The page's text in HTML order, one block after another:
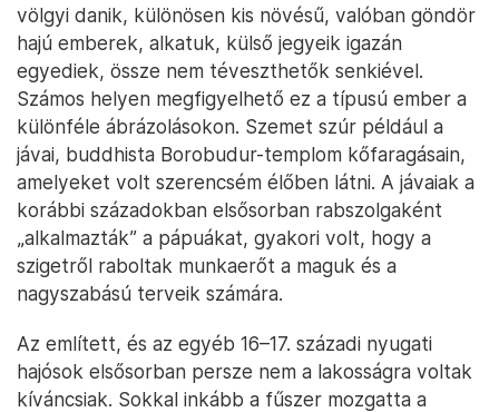
völgyi danik, különösen kis növésű, valóban göndör
hajú emberek, alkatuk, külső jegyeik igazán
egyediek, össze nem téveszthetők senkiével.
Számos helyen megfigyelhető ez a típusú ember a
különféle ábrázolásokon. Szemet szúr például a
jávai, buddhista Borobudur-templom kőfaragásain,
amelyeket volt szerencsém élőben látni. A jávaiak a
korábbi századokban elsősorban rabszolgaként
„alkalmazták” a pápuákat, gyakori volt, hogy a
szigetről raboltak munkaerőt a maguk és a
nagyszabású terveik számára.
Az említett, és az egyéb 16–17. századi nyugati
hajósok elsősorban persze nem a lakosságra voltak
kíváncsiak. Sokkal inkább a fűszer mozgatta a